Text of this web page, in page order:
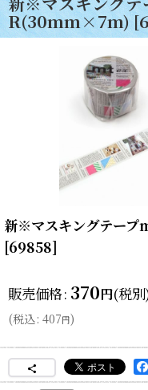
R(30mm×7m) [
新※マスキングテー
[69858]
販売価格: 370円(税
(税込: 407円)